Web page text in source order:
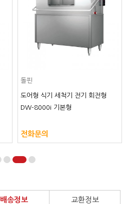
돌핀
도어형 식기 세척기 전기 회전형
DW-8000i 기본형
전화문의
배송정보 교환정보